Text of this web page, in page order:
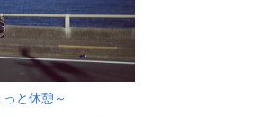
っと休憩～